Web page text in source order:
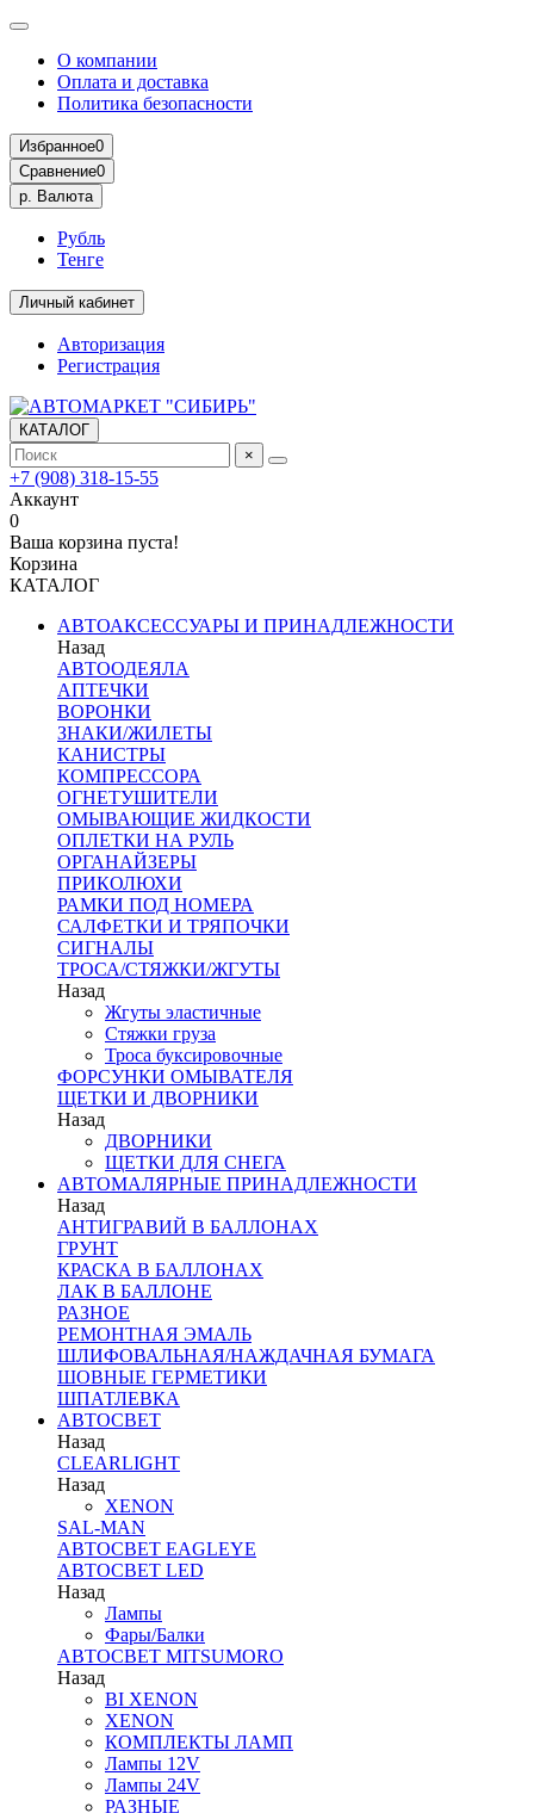
О компании
Оплата и доставка
Политика безопасности
Избранное0
Сравнение0
р. Валюта
Рубль
Тенге
Личный кабинет
Авторизация
Регистрация
КАТАЛОГ
×
+7 (908) 318-15-55
Аккаунт
0
Ваша корзина пуста!
Корзина
КАТАЛОГ
АВТОАКСЕССУАРЫ И ПРИНАДЛЕЖНОСТИ
Назад
АВТООДЕЯЛА
АПТЕЧКИ
ВОРОНКИ
ЗНАКИ/ЖИЛЕТЫ
КАНИСТРЫ
КОМПРЕССОРА
ОГНЕТУШИТЕЛИ
ОМЫВАЮЩИЕ ЖИДКОСТИ
ОПЛЕТКИ НА РУЛЬ
ОРГАНАЙЗЕРЫ
ПРИКОЛЮХИ
РАМКИ ПОД НОМЕРА
САЛФЕТКИ И ТРЯПОЧКИ
СИГНАЛЫ
ТРОСА/СТЯЖКИ/ЖГУТЫ
Назад
Жгуты эластичные
Стяжки груза
Троса буксировочные
ФОРСУНКИ ОМЫВАТЕЛЯ
ЩЕТКИ И ДВОРНИКИ
Назад
ДВОРНИКИ
ЩЕТКИ ДЛЯ СНЕГА
АВТОМАЛЯРНЫЕ ПРИНАДЛЕЖНОСТИ
Назад
АНТИГРАВИЙ В БАЛЛОНАХ
ГРУНТ
КРАСКА В БАЛЛОНАХ
ЛАК В БАЛЛОНЕ
РАЗНОЕ
РЕМОНТНАЯ ЭМАЛЬ
ШЛИФОВАЛЬНАЯ/НАЖДАЧНАЯ БУМАГА
ШОВНЫЕ ГЕРМЕТИКИ
ШПАТЛЕВКА
АВТОСВЕТ
Назад
CLEARLIGHT
Назад
XENON
SAL-MAN
АВТОСВЕТ EAGLEYE
АВТОСВЕТ LED
Назад
Лампы
Фары/Балки
АВТОСВЕТ MITSUMORO
Назад
BI XENON
XENON
КОМПЛЕКТЫ ЛАМП
Лампы 12V
Лампы 24V
РАЗНЫЕ